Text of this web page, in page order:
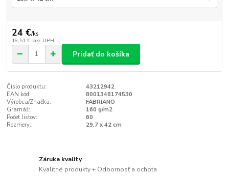
24 €/ks
19,51 € bez DPH
Pridať do košíka
Číslo produktu:
43212942
EAN kód:
8001348174530
Výrobca/Značka:
FABRIANO
Gramáž:
160 g/m2
Počet listov:
60
Rozmery:
29,7 x 42 cm
Záruka kvality
Kvalitné produkty + Odbornosť a ochota